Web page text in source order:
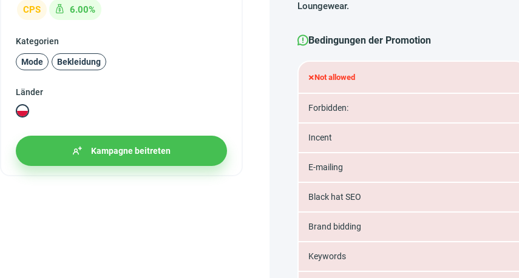
CPS 6.00%
Kategorien
Mode Bekleidung
Länder
Kampagne beitreten
Loungewear.
Bedingungen der Promotion
×Not allowed
Forbidden:
Incent
E-mailing
Black hat SEO
Brand bidding
Keywords